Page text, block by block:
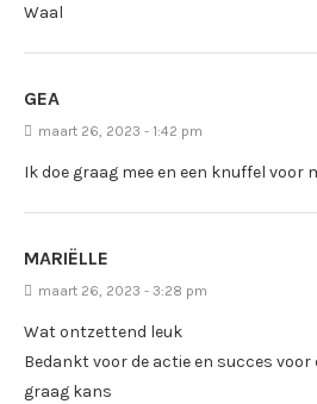
Waal
GEA
maart 26, 2023 - 1:42 pm
Ik doe graag mee en een knuffel voor
MARIËLLE
maart 26, 2023 - 3:28 pm
Wat ontzettend leuk
Bedankt voor de actie en succes
graag kans